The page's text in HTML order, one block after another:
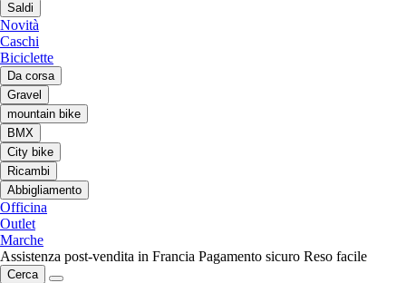
Saldi
Novità
Caschi
Biciclette
Da corsa
Gravel
mountain bike
BMX
City bike
Ricambi
Abbigliamento
Officina
Outlet
Marche
Assistenza post-vendita in Francia Pagamento sicuro Reso facile
Cerca